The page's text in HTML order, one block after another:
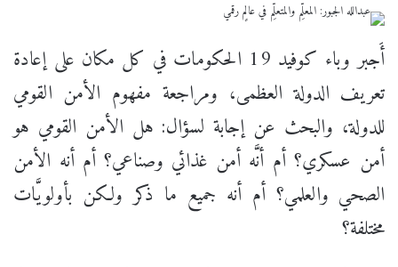
أَجبر وباء كوفيد 19 الحكومات في كل مكان على إعادة
تعريف الدولة العظمى، ومراجعة مفهوم الأمن القومي
للدولة، والبحث عن إجابة لسؤال: هل الأمن القومي هو
أمن عسكري؟ أم أنَّه أمن غذائي وصناعي؟ أم أنه الأمن
الصحي والعلمي؟ أم أنه جميع ما ذكر ولكن بأولويَّات
مختلفة؟